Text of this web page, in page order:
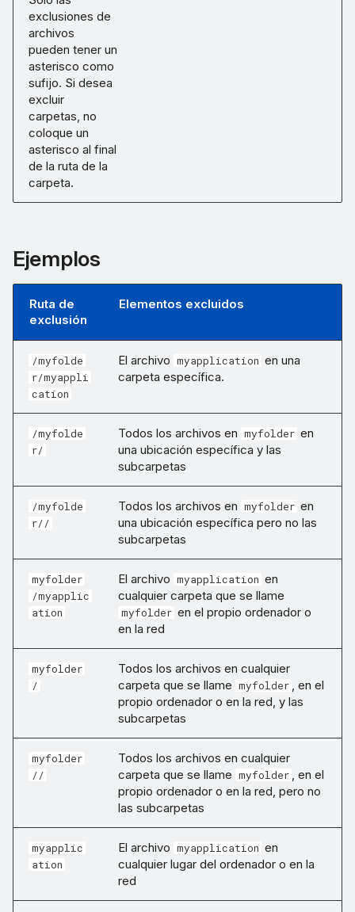
exclusiones de
archivos
pueden tener un
asterisco como
sufijo. Si desea
excluir
carpetas, no
coloque un
asterisco al final
de la ruta de la
carpeta.
Ejemplos
Ruta de
exclusión
Elementos excluidos
/myfolde
r/myappli
cation
El archivo myapplication en una
carpeta específica.
/myfolde
r/
Todos los archivos en myfolder en
una ubicación específica y las
subcarpetas
/myfolde
r//
Todos los archivos en myfolder en
una ubicación específica pero no las
subcarpetas
myfolder
/myapplic
ation
El archivo myapplication en
cualquier carpeta que se llame
myfolder en el propio ordenador o
en la red
myfolder
/
Todos los archivos en cualquier
carpeta que se llame myfolder , en el
propio ordenador o en la red, y las
subcarpetas
myfolder
//
Todos los archivos en cualquier
carpeta que se llame myfolder , en el
propio ordenador o en la red, pero no
las subcarpetas
myapplic
ation
El archivo myapplication en
cualquier lugar del ordenador o en la
red